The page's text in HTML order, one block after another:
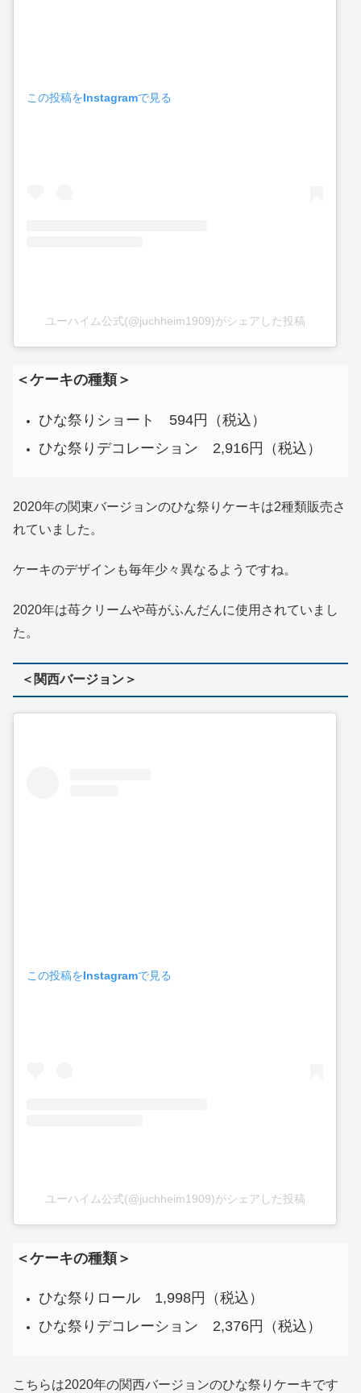
この投稿をInstagramで見る
ユーハイム公式(@juchheim1909)がシェアした投稿
＜ケーキの種類＞
ひな祭りショート 594円（税込）
ひな祭りデコレーション 2,916円（税込）
2020年の関東バージョンのひな祭りケーキは2種類販売さ
れていました。
ケーキのデザインも毎年少々異なるようですね。
2020年は苺クリームや苺がふんだんに使用されていまし
た。
＜関西バージョン＞
この投稿をInstagramで見る
ユーハイム公式(@juchheim1909)がシェアした投稿
＜ケーキの種類＞
ひな祭りロール 1,998円（税込）
ひな祭りデコレーション 2,376円（税込）
こちらは2020年の関西バージョンのひな祭りケーキです